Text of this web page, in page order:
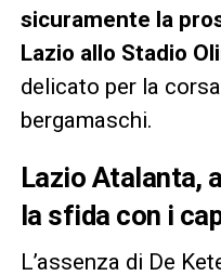
sicuramente la
Lazio allo Stadio
delicato per la
bergamaschi.
Lazio Atalanta,
la sfida con i
L’assenza di De